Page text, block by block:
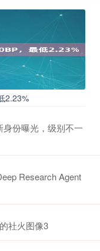
2.23%
份曝光，级别不一
Research Agent
社火图像3